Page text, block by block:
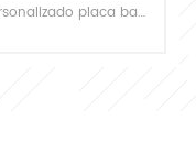
arnés de cables encuentre arneses de cable ul dupont de calidad personalizados para diseño robótico, luz led, conexión de alimentación, conexión electrónica de pcb. & nbsp;